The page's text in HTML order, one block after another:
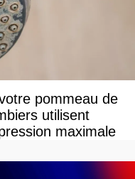
pommeau de
utilisent
maximale